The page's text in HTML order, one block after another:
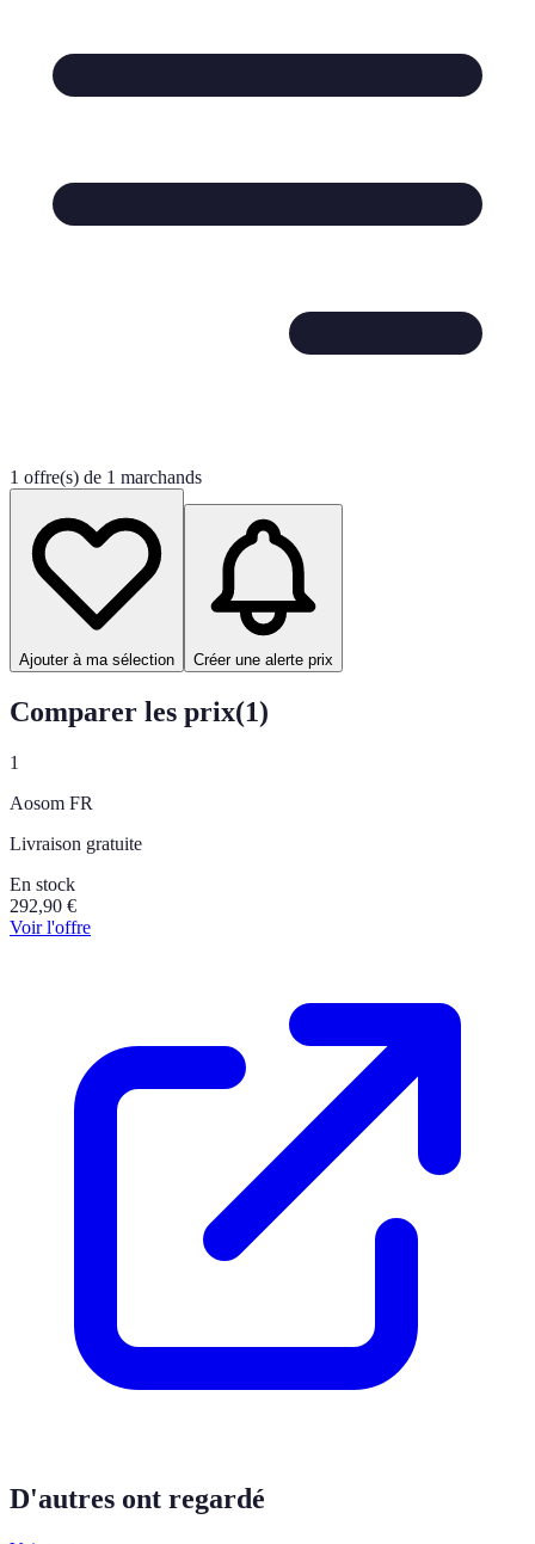
1 offre(s) de 1 marchands
Ajouter à ma sélection Créer une alerte prix
Comparer les prix(1)
1
Aosom FR
Livraison gratuite
En stock
292,90 €
Voir l'offre
D'autres ont regardé